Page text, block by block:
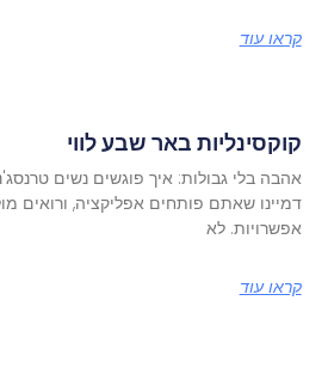
קראו עוד
קוקסינליות באר שבע לווי
אהבה בלי גבולות: איך פוגשים נשים
דמיינו שאתם פותחים אפליקציה, ורואים
אפשרויות. לא
קראו עוד